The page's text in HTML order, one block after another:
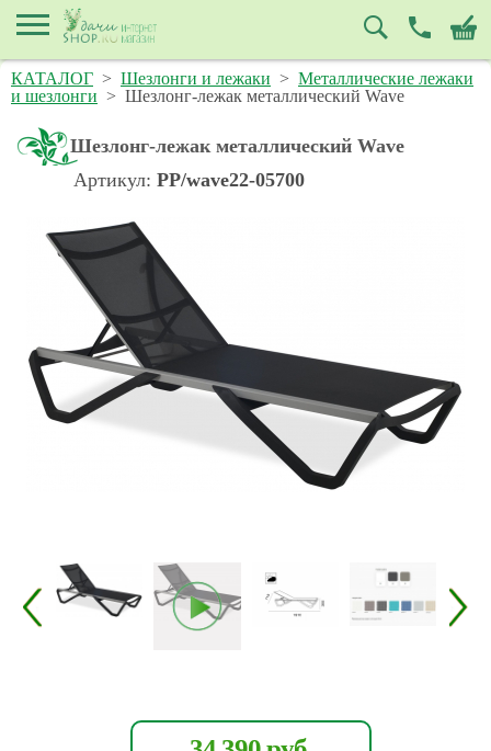
КАТАЛОГ > Шезлонги и лежаки > Металлические лежаки
и шезлонги > Шезлонг-лежак металлический Wave
Шезлонг-лежак металлический Wave
Артикул: PP/wave22-05700